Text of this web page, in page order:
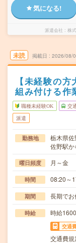
気になる!
派遣会社 株
未読 掲載日 2026/08/
【未経験の
組み付ける作
職種未経験OK 交
派遣
勤務地
栃木県佐
佐野駅
曜日頻度 月～金
時間 08:20～
期間 長期でお
時給 時給
交通
交通費